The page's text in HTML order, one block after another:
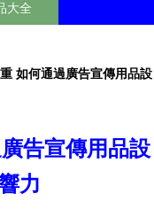
大全
如何通過廣告宣傳用品設
告宣傳用品設
力